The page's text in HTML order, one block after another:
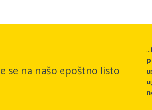
se na našo epoštno listo